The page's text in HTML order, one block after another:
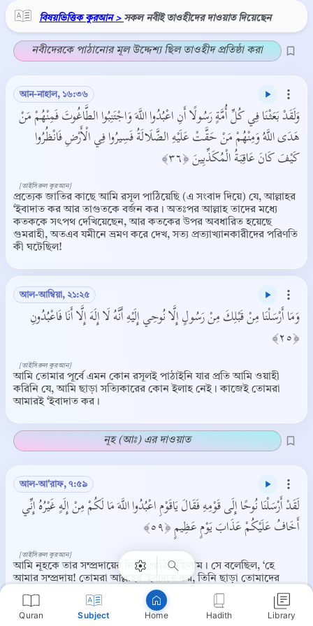
Quran Subject Home Hadith Library
বিষয়ভিত্তিক কুরআন > সকল নবীই তাওহীদের দাওয়াত দিয়েছেন
নবীদেরকে পাঠানোর মূল উদ্দেশ্য ছিল তাওহীদ প্রতিষ্ঠা করা
আন-নাহাল, ১৬:৩৬
وَلَقَدْ بَعَثْنَا فِي كُلِّ أُمَّةٍ رَسُولًا أَنِ اعْبُدُوا اللَّهَ وَاجْتَنِبُوا الطَّاغُوتَ فَمِنْهُمْ مَنْ
هَدَى اللَّهُ وَمِنْهُمْ مَنْ حَقَّتْ عَلَيْهِ الضَّلَالَةُ فَسِيرُوا فِي الْأَرْضِ فَانْظُرُوا
كَيْفَ كَانَ عَاقِبَةُ الْمُكَذِّبِينَ ﴿٣٦﴾
প্রত্যেক জাতির কাছে আমি রসূল পাঠিয়েছি (এ সংবাদ দিয়ে) যে, আল্লাহর
‘ইবাদাত কর আর তাগুতকে বর্জন কর। অতঃপর আল্লাহ তাদের মধ্যে
কতককে সৎপথ দেখিয়েছেন, আর কতকের উপর অবধারিত হয়েছে
গুমরাহী, অতএব যমীনে ভ্রমণ করে দেখ, সত্য প্রত্যাখ্যানকারীদের পরিণতি
কী ঘটেছিল!
[তাইসিরুল কুরআন]
আল-আম্বিয়া, ২১:২৫
وَمَا أَرْسَلْنَا مِنْ قَبْلِكَ مِنْ رَسُولٍ إِلَّا نُوحِي إِلَيْهِ أَنَّهُ لَا إِلَهَ إِلَّا أَنَا فَاعْبُدُونِ
﴿٢٥﴾
আমি তোমার পূর্বে এমন কোন রসূলই পাঠাইনি যার প্রতি আমি ওয়াহী
করিনি যে, আমি ছাড়া সত্যিকারের কোন ইলাহ নেই। কাজেই তোমরা
আমারই ‘ইবাদাত কর।
[তাইসিরুল কুরআন]
নূহ (আঃ) এর দাওয়াত
আল-আ'রাফ, ৭:৫৯
لَقَدْ أَرْسَلْنَا نُوحًا إِلَى قَوْمِهِ فَقَالَ يَاقَوْمِ اعْبُدُوا اللَّهَ مَا لَكُمْ مِنْ إِلَهٍ غَيْرُهُ إِنِّي
أَخَافُ عَلَيْكُمْ عَذَابَ يَوْمٍ عَظِيمٍ ﴿٥٩﴾
আমি নূহকে তার সম্প্রদায়ের নিকট পাঠিয়েছিলাম। সে বলেছিল, ‘হে
আমার সম্প্রদায়! তোমরা আল্লাহর ‘ইবাদাত কর, তিনি ছাড়া তোমাদের
কোন ইলাহ নাই।’ (তোমরা আল্লাহর নির্দেশ অমান্য করলে) মহাদিনে
আমি তোমাদের জন্য শাস্তির আশঙ্কা করি।
[তাইসিরুল কুরআন]
Copy